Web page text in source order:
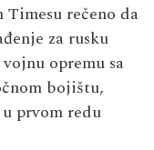
rečeno da
za rusku
opremu sa
bojištu,
prvom redu